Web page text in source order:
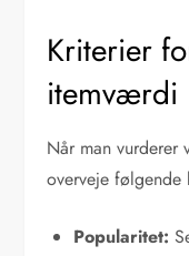
Kriterier
itemværdi
Når man vurderer
overveje følgende
Popularitet: